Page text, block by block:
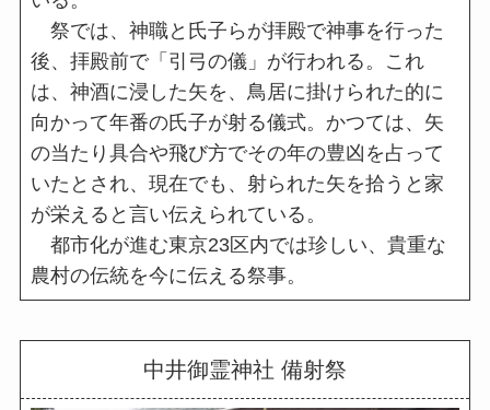
祭では、神職と氏子らが拝殿で神事を行った
後、拝殿前で「引弓の儀」が行われる。これ
は、神酒に浸した矢を、鳥居に掛けられた的に
向かって年番の氏子が射る儀式。かつては、矢
の当たり具合や飛び方でその年の豊凶を占って
いたとされ、現在でも、射られた矢を拾うと家
が栄えると言い伝えられている。
都市化が進む東京23区内では珍しい、貴重な
農村の伝統を今に伝える祭事。
中井御霊神社 備射祭